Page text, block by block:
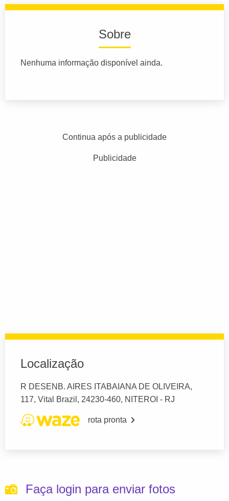
Sobre
Nenhuma informação disponível ainda.
Continua após a publicidade
Publicidade
Localização
R DESENB. AIRES ITABAIANA DE OLIVEIRA,
117, Vital Brazil, 24230-460, NITEROI - RJ
rota pronta
Faça login para enviar fotos